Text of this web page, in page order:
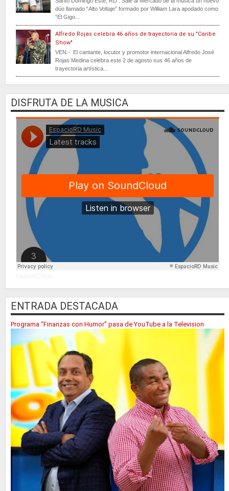
dúo llamado “Alto Voltaje” formado por William Lara apodado como
“El Gigo...
Alfredo Rojas celebra 46 años de trayectoria de su "Caribe
Show"
VEN.- El cantante, locutor y promotor internacional Alfredo José
Rojas Medina celebra este 2 de agosto sus 46 años de
trayectoria artística...
DISFRUTA DE LA MUSICA
ENTRADA DESTACADA
Programa “Finanzas con Humor” pasa de YouTube a la Television